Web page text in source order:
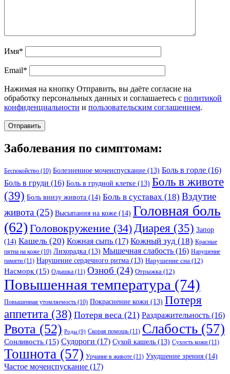
Имя*
Email*
Нажимая на кнопку Отправить, вы даёте согласие на
обработку персональных данных и соглашаетесь с политикой
конфиденциальности и пользовательским соглашением.
Заболевания по симптомам:
Беспокойство (10) Болезненное мочеиспускание (13) Боль в горле (16)
Боль в груди (16) Боль в грудной клетке (13) Боль в животе
(39) Боль внизу живота (14) Боль в суставах (18) Вздутие
живота (25) Высыпания на коже (14) Головная боль
(62) Головокружение (34) Диарея (35) Запор
(14) Кашель (20) Кожная сыпь (17) Кожный зуд (18) Красные
пятна на коже (10) Лихорадка (13) Мышечная слабость (16) Нарушение
памяти (11) Нарушение сердечного ритма (13) Нарушение сна (12)
Насморк (15) Одышка (11) Озноб (24) Отрыжка (12)
Повышенная температура (74)
Повышенная утомляемость (10) Покраснение кожи (13) Потеря
аппетита (38) Потеря веса (21) Раздражительность (16)
Рвота (52) Роды (9) Скорая помощь (11) Слабость (57)
Сонливость (15) Судороги (17) Сухой кашель (13) Сухость кожи (11)
Тошнота (57) Урчание в животе (11) Ухудшение зрения (14)
Частое мочеиспускание (17)